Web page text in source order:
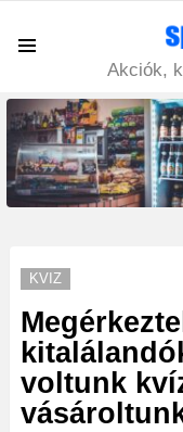
Akciók,
LATEST
STORIES
KVIZ
voltunk